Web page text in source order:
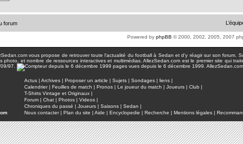
forum
Powered by phpBB © 2000, 2002, 2005, 2007
vous propose de retrouver toute l'actualité du football à Sedan et d'y réagir sur son forum.
photo, et nombre de ressources interactives et multimédias. AllezSedan.com est le premier site qui
97.
pages vues depuis le 6 décembre 1999.
Actus | Archives | Proposer un article | Sujets | Sondages | liens |
Calendrier| Feuilles de match | Pronos | Le joueur du match | Joueurs | Club |
T-Shirts Vintage et Originaux |
Forum | Chat | Photos | Videos |
Chroniques du passé | Joueurs | Saisons | Sedan |
Nous contacter| Plan du site | Aide | Encyclopedie | Recherche | Mentions légales |